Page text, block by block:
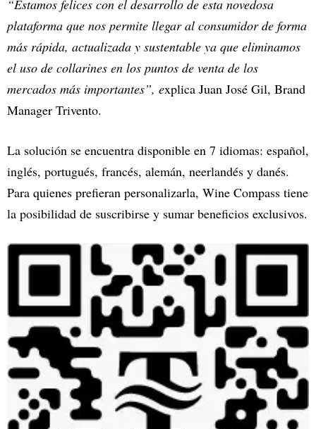
“Estamos felices con el desarrollo de esta novedosa
plataforma que nos permite llegar al consumidor de forma
más rápida, actualizada y sustentable ya que eliminamos
el uso de collarines en los puntos de venta de los
mercados más importantes”, explica Juan José Gil, Brand
Manager Trivento.
La solución se encuentra disponible en 7 idiomas: español,
inglés, portugués, francés, alemán, neerlandés y danés.
Para quienes prefieran personalizarla, Wine Compass tiene
la posibilidad de suscribirse y sumar beneficios exclusivos.